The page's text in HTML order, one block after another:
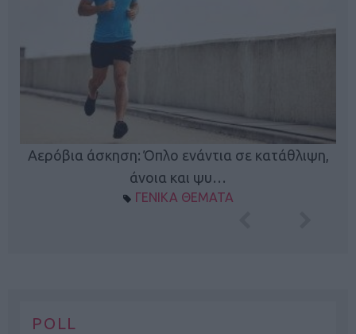
Αερόβια άσκηση: Όπλο ενάντια σε κατάθλιψη,
άνοια και ψυ…
ΓΕΝΙΚΑ ΘΕΜΑΤΑ
POLL